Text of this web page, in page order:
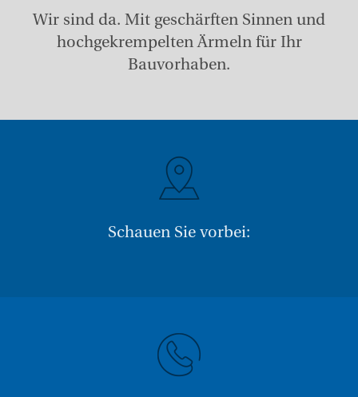
Wir sind da. Mit geschärften Sinnen und
hochgekrempelten Ärmeln für Ihr
Bauvorhaben.
Schauen Sie vorbei: